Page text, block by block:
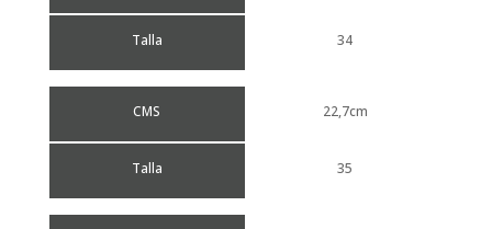
Talla 34
CMS
Talla
22,7cm
35